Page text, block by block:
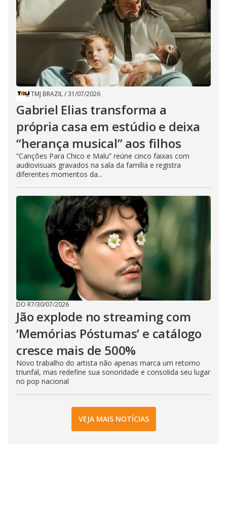
TMJ BRAZIL/31/07/2026
Gabriel Elias transforma a
própria casa em estúdio e deixa
“herança musical” aos filhos
“Canções Para Chico e Malu” reúne cinco faixas com
audiovisuais gravados na sala da família e registra
diferentes momentos da...
DO R7/30/07/2026
Jão explode no streaming com
‘Memórias Póstumas’ e catálogo
cresce mais de 500%
Novo trabalho do artista não apenas marca um retorno
triunfal, mas redefine sua sonoridade e consolida seu lugar
no pop nacional
VEJA MAIS NOTÍCIAS